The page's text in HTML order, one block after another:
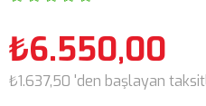
₺6.550,00
₺1.637,50 'den başlayan